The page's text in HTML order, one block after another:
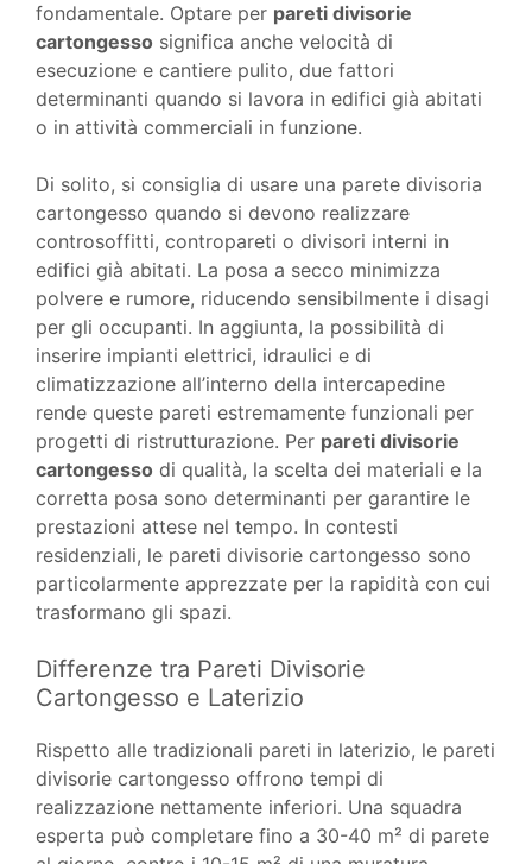
fondamentale. Optare per pareti divisorie
cartongesso significa anche velocità di
esecuzione e cantiere pulito, due fattori
determinanti quando si lavora in edifici già abitati
o in attività commerciali in funzione.
Di solito, si consiglia di usare una parete divisoria
cartongesso quando si devono realizzare
controsoffitti, contropareti o divisori interni in
edifici già abitati. La posa a secco minimizza
polvere e rumore, riducendo sensibilmente i disagi
per gli occupanti. In aggiunta, la possibilità di
inserire impianti elettrici, idraulici e di
climatizzazione all’interno della intercapedine
rende queste pareti estremamente funzionali per
progetti di ristrutturazione. Per pareti divisorie
cartongesso di qualità, la scelta dei materiali e la
corretta posa sono determinanti per garantire le
prestazioni attese nel tempo. In contesti
residenziali, le pareti divisorie cartongesso sono
particolarmente apprezzate per la rapidità con cui
trasformano gli spazi.
Differenze tra Pareti Divisorie
Cartongesso e Laterizio
Rispetto alle tradizionali pareti in laterizio, le pareti
divisorie cartongesso offrono tempi di
realizzazione nettamente inferiori. Una squadra
esperta può completare fino a 30-40 m² di parete